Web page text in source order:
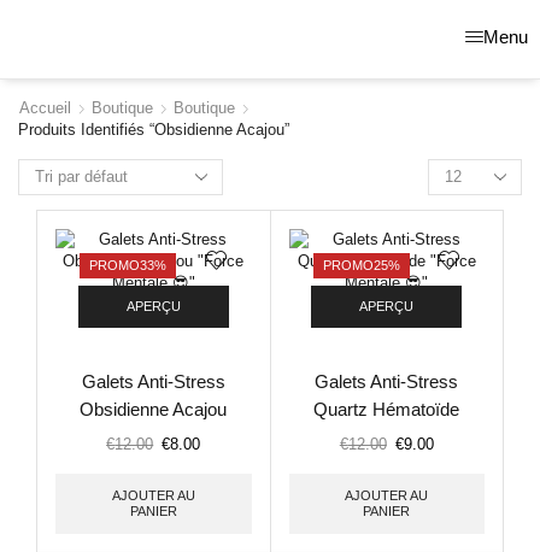
Menu
Accueil Boutique
Boutique
Produits Identifiés “Obsidienne Acajou”
PROMO33%
APERÇU
Galets Anti-Stress
Obsidienne Acajou
« Force Mentale 😎 »
€12.00 €8.00
AJOUTER AU
PANIER
PROMO25%
APERÇU
Galets Anti-Stress
Quartz Hématoïde
« Force Mentale 😎 »
€12.00 €9.00
AJOUTER AU
PANIER